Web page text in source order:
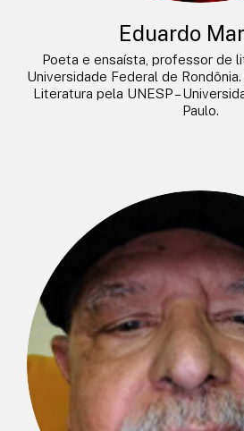
Eduardo
Poeta e ensaísta, professor de
Universidade Federal de
Literatura pela UNESP –
Paulo.